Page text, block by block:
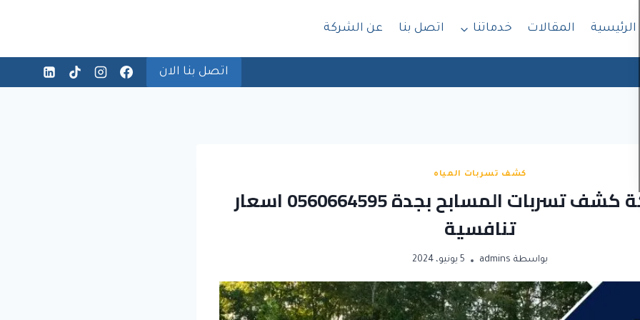
الرئيسية المقالات خدماتنا اتصل بنا عن الشركة
اتصل بنا الان
كشف تسربات المياه
افضل شركة كشف تسربات المسابح بجدة 0560664595 اسعار
تنافسية
بواسطة admins 5 يونيو، 2024